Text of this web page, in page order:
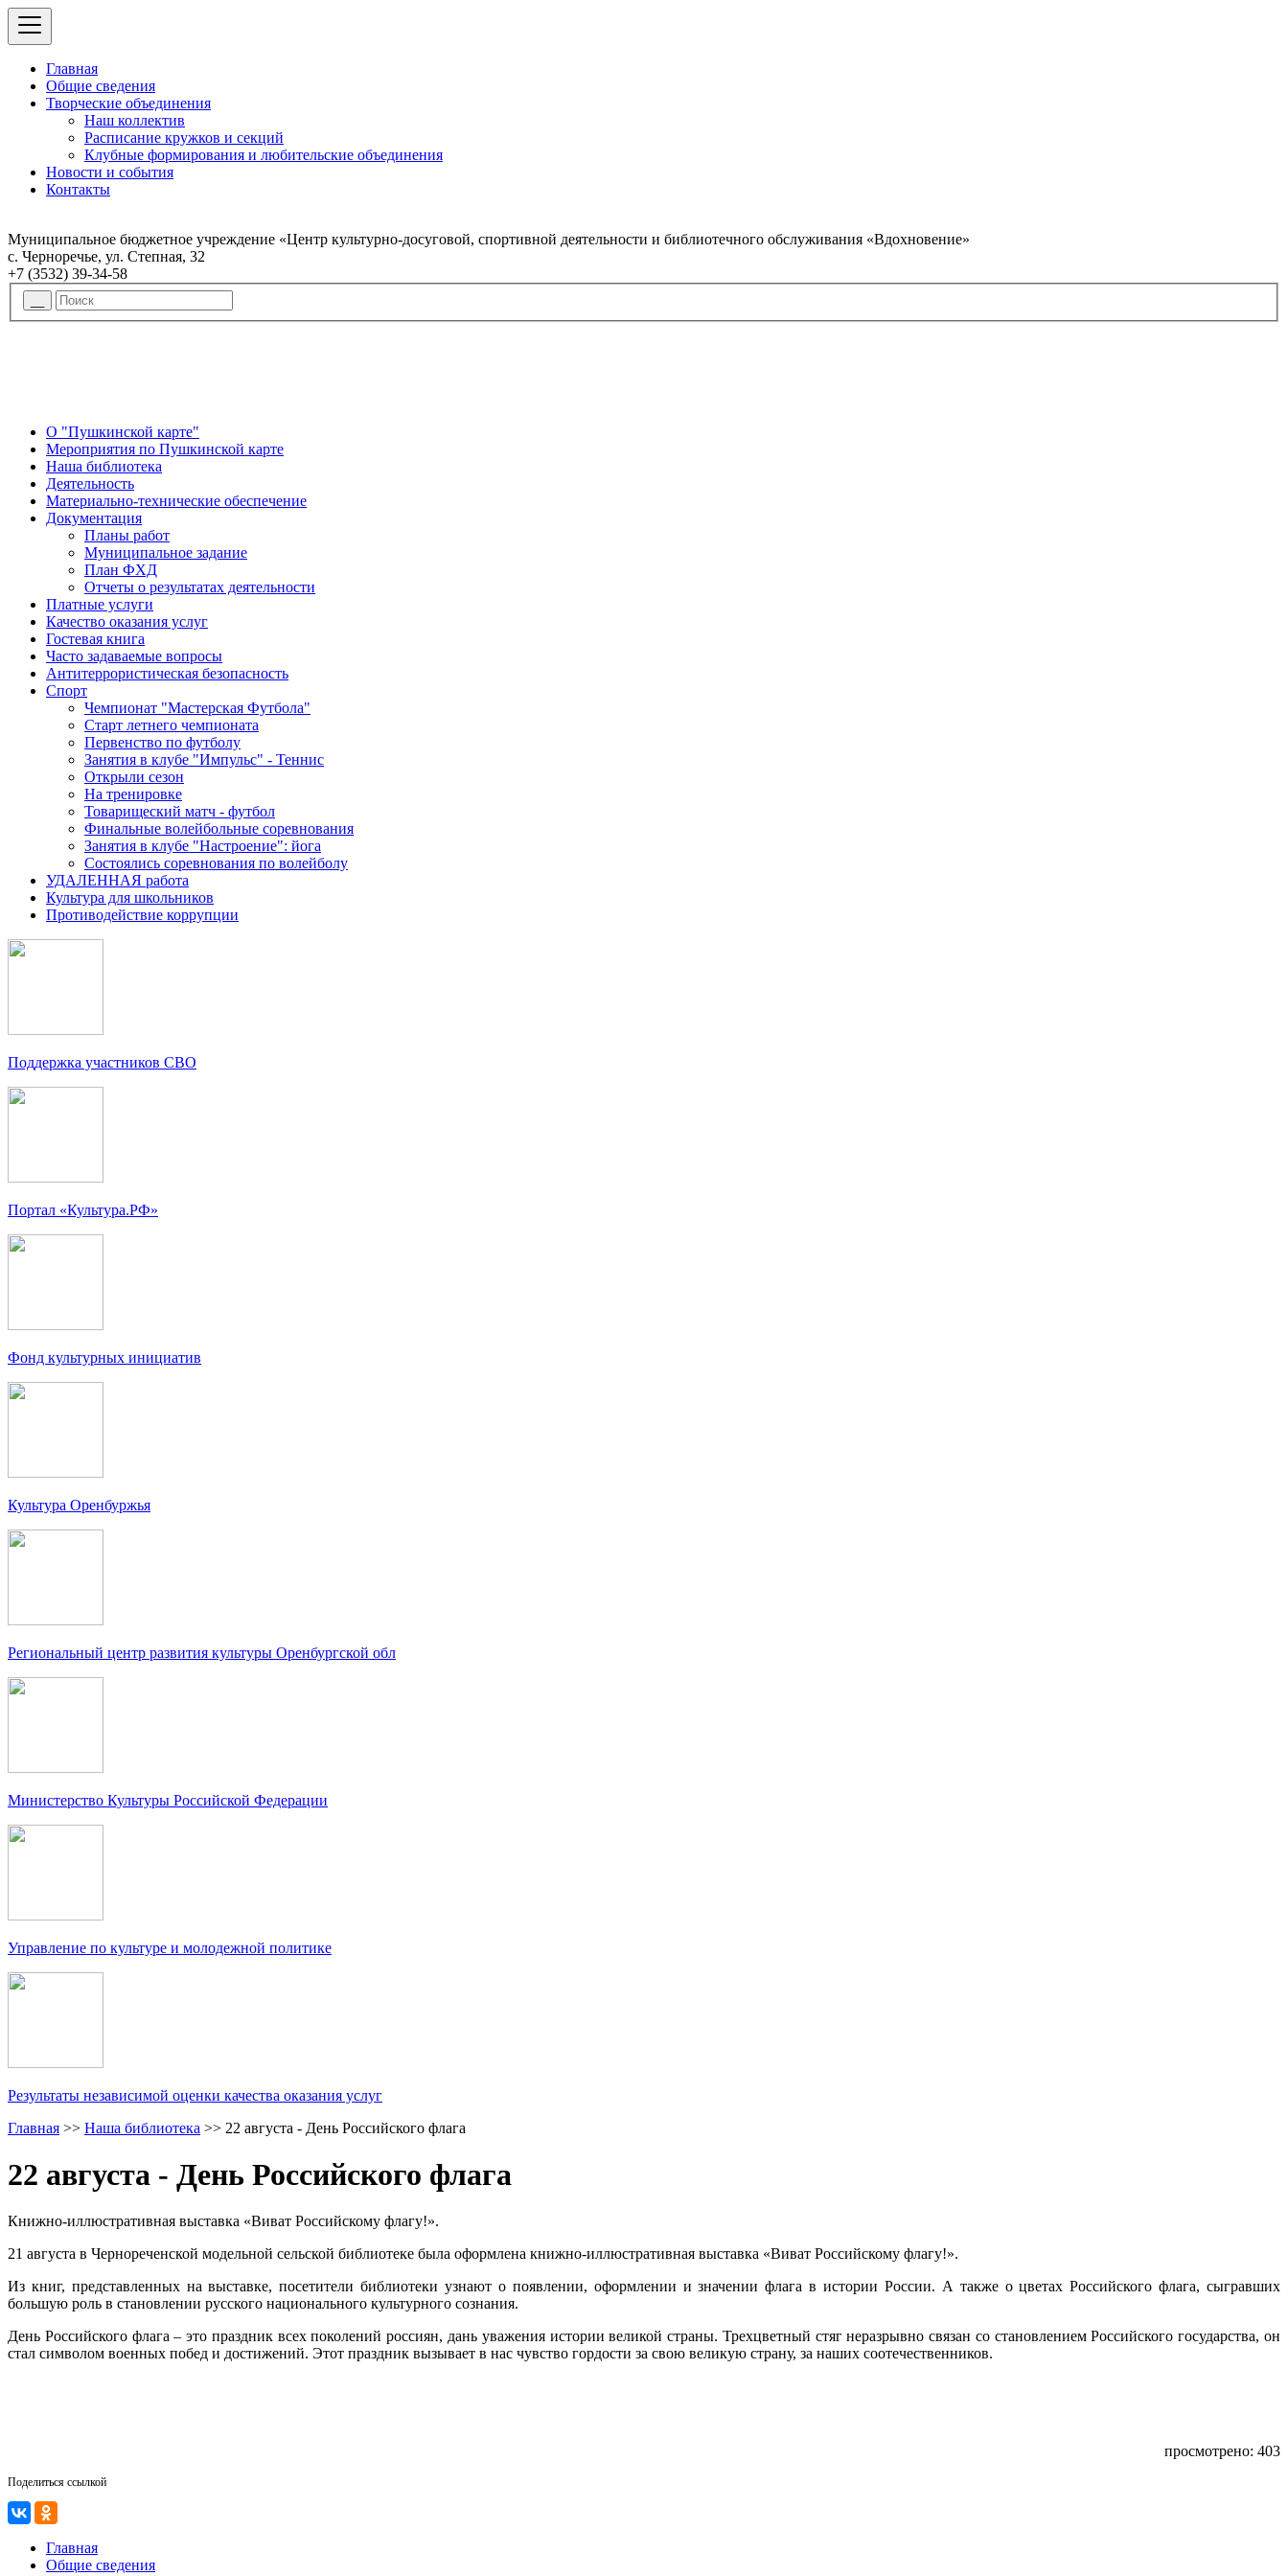
Главная
Общие сведения
Творческие объединения
Наш коллектив
Расписание кружков и секций
Клубные формирования и любительские объединения
Новости и события
Контакты
Муниципальное бюджетное учреждение «Центр культурно-досуговой, спортивной деятельности и библиотечного обслуживания «Вдохновение»
с. Черноречье, ул. Степная, 32
+7 (3532) 39-34-58
О "Пушкинской карте"
Мероприятия по Пушкинской карте
Наша библиотека
Деятельность
Материально-технические обеспечение
Документация
Планы работ
Муниципальное задание
План ФХД
Отчеты о результатах деятельности
Платные услуги
Качество оказания услуг
Гостевая книга
Часто задаваемые вопросы
Антитеррористическая безопасность
Спорт
Чемпионат "Мастерская Футбола"
Старт летнего чемпионата
Первенство по футболу
Занятия в клубе "Импульс" - Теннис
Открыли сезон
На тренировке
Товарищеский матч - футбол
Финальные волейбольные соревнования
Занятия в клубе "Настроение": йога
Состоялись соревнования по волейболу
УДАЛЕННАЯ работа
Культура для школьников
Противодействие коррупции
Поддержка участников СВО
Портал «Культура.РФ»
Фонд культурных инициатив
Культура Оренбуржья
Региональный центр развития культуры Оренбургской обл
Министерство Культуры Российской Федерации
Управление по культуре и молодежной политике
Результаты независимой оценки качества оказания услуг
Главная >> Наша библиотека >> 22 августа - День Российского флага
22 августа - День Российского флага
Книжно-иллюстративная выставка «Виват Российскому флагу!».
21 августа в Чернореченской модельной сельской библиотеке была оформлена книжно-иллюстративная выставка «Виват Российскому флагу!».
Из книг, представленных на выставке, посетители библиотеки узнают о появлении, оформлении и значении флага в истории России. А также о цветах Российского флага, сыгравших
большую роль в становлении русского национального культурного сознания.
День Российского флага – это праздник всех поколений россиян, дань уважения истории великой страны. Трехцветный стяг неразрывно связан со становлением Российского государства, он
стал символом военных побед и достижений. Этот праздник вызывает в нас чувство гордости за свою великую страну, за наших соотечественников.
просмотрено: 403
Поделиться ссылкой
Главная
Общие сведения